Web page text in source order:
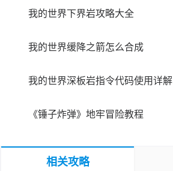
我的世界下界岩攻略大全
我的世界缓降之箭怎么合成
我的世界深板岩指令代码使用详解
《锤子炸弹》地牢冒险教程
相关攻略